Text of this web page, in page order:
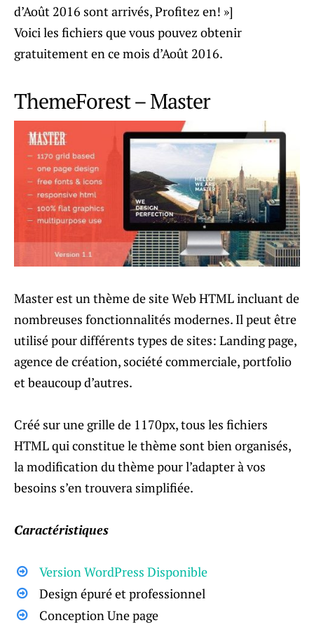
d’Août 2016 sont arrivés, Profitez en! »]
Voici les fichiers que vous pouvez obtenir
gratuitement en ce mois d’Août 2016.
ThemeForest – Master
Master est un thème de site Web HTML incluant de
nombreuses fonctionnalités modernes. Il peut être
utilisé pour différents types de sites: Landing page,
agence de création, société commerciale, portfolio
et beaucoup d’autres.
Créé sur une grille de 1170px, tous les fichiers
HTML qui constitue le thème sont bien organisés,
la modification du thème pour l’adapter à vos
besoins s’en trouvera simplifiée.
Caractéristiques
Version WordPress Disponible
Design épuré et professionnel
Conception Une page